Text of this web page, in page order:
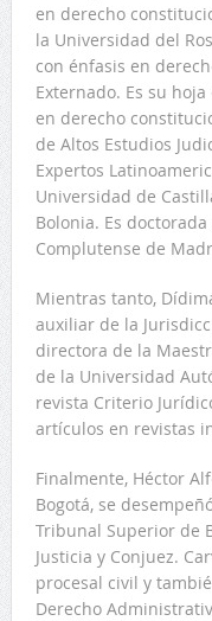
en derecho
la Universidad del
con énfasis en
Externado. Es su
en derecho
de Altos Estudios
Expertos
Universidad de
Bolonia. Es
Complutense de
Mientras tanto,
auxiliar de la
directora de la
de la Universidad
revista Criterio
artículos en revistas
Finalmente, Héctor
Bogotá, se
Tribunal Superior de
Justicia y Conjuez.
procesal civil y
Derecho